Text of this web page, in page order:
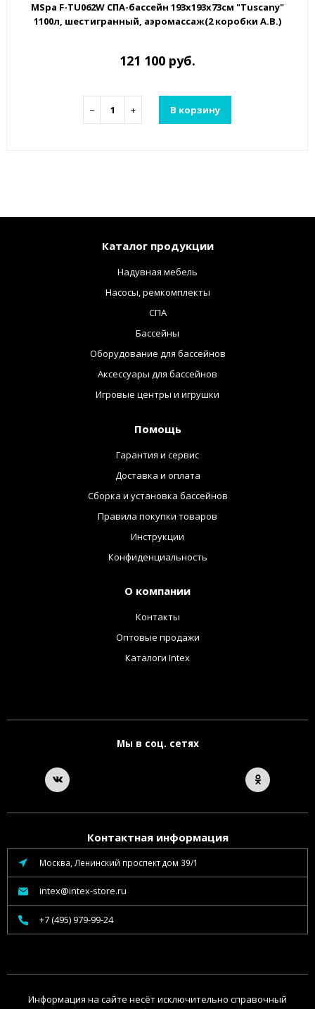
MSpa F-TU062W СПА-бассейн 193х193х73см "Tuscany"
1100л, шестигранный, аэромассаж(2 коробки A.B.)
121 100 руб.
− + В корзину
Каталог продукции
Надувная мебель
Насосы, ремкомплекты
СПА
Бассейны
Оборудование для бассейнов
Аксессуары для бассейнов
Игровые центры и игрушки
Помощь
Гарантия и сервис
Доставка и оплата
Сборка и установка бассейнов
Правила покупки товаров
Инструкции
Конфиденциальность
О компании
Контакты
Оптовые продажи
Каталоги Intex
Мы в соц. сетях
Контактная информация
Москва, Ленинский проспект дом 39/1
intex@intex-store.ru
+7 (495) 979-99-24
Информация на сайте несёт исключительно справочный